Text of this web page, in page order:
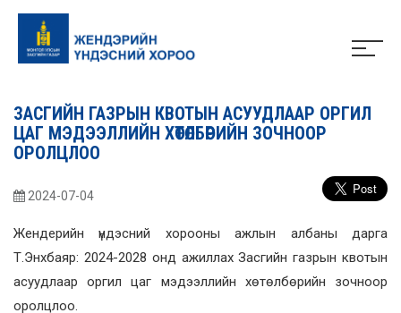
ЗАСГИЙН ГАЗРЫН КВОТЫН АСУУДЛААР ОРГИЛ
ЦАГ МЭДЭЭЛЛИЙН ХӨТӨЛБӨРИЙН ЗОЧНООР
ОРОЛЦЛОО
2024-07-04
Жендерийн үндэсний хорооны ажлын албаны дарга
Т.Энхбаяр: 2024-2028 онд ажиллах Засгийн газрын квотын
асуудлаар оргил цаг мэдээллийн хөтөлбөрийн зочноор
оролцлоо.